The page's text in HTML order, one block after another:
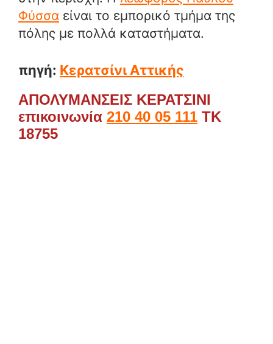
Φύσσα είναι το εμπορικό τμήμα της
πόλης με πολλά καταστήματα.
πηγή: Κερατσίνι Αττικής
ΑΠΟΛΥΜΑΝΣΕΙΣ ΚΕΡΑΤΣΙΝΙ
επικοινωνία 210 40 05 111 ΤΚ
18755